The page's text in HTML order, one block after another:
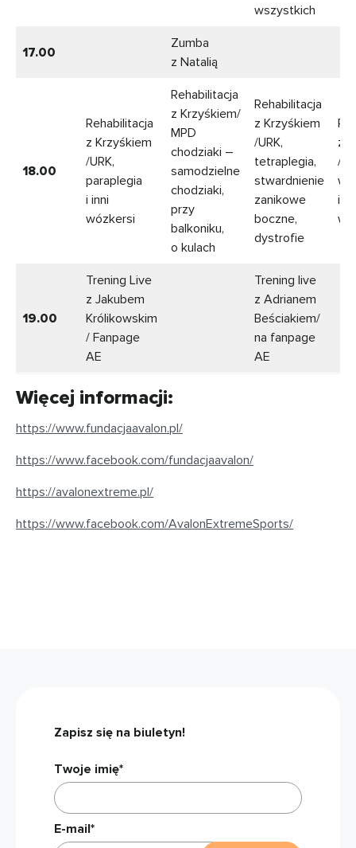
wszystkich
17.00
Zumba
z Natalią
18.00
Rehabilitacja
z Krzyśkiem
/URK,
paraplegia
i inni
wózkersi
Rehabilitacja
z Krzyśkiem/
MPD
chodziaki –
samodzielne
chodziaki,
przy
balkoniku,
o kulach
Rehabilitacja
z Krzyśkiem
/URK,
tetraplegia,
stwardnienie
zanikowe
boczne,
dystrofie
z
/
i
19.00
Trening Live
z Jakubem
Królikowskim
/ Fanpage
AE
Trening live
z Adrianem
Beściakiem/
na fanpage
AE
Więcej informacji:
https://www.fundacjaavalon.pl/
https://www.facebook.com/fundacjaavalon/
https://avalonextreme.pl/
https://www.facebook.com/AvalonExtremeSports/
Zapisz się na biuletyn!
Twoje imię*
E-mail*